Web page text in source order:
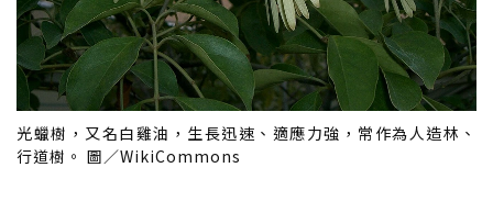
光蠟樹，又名白雞油，生長迅速、適應力強，常作為人造林、
行道樹。 圖／WikiCommons